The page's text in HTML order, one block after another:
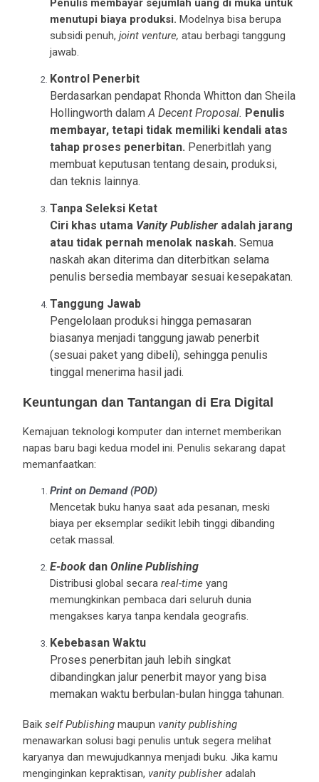
menutupi biaya produksi. Modelnya bisa berupa
subsidi penuh,joint venture, atau berbagi tanggung
jawab.
Kontrol Penerbit
Berdasarkan pendapat Rhonda Whitton dan Sheila
Hollingworth dalamA Decent Proposal. Penulis
membayar, tetapi tidak memiliki kendali atas
tahap proses penerbitan. Penerbitlah yang
membuat keputusan tentang desain, produksi,
dan teknis lainnya.
Tanpa Seleksi Ketat
Ciri khas utama Vanity Publisher adalah jarang
atau tidak pernah menolak naskah. Semua
naskah akan diterima dan diterbitkan selama
penulis bersedia membayar sesuai kesepakatan.
Tanggung Jawab
Pengelolaan produksi hingga pemasaran
biasanya menjadi tanggung jawab penerbit
(sesuai paket yang dibeli), sehingga penulis
tinggal menerima hasil jadi.
Keuntungan dan Tantangan di Era Digital
Kemajuan teknologi komputer dan internet memberikan
napas baru bagi kedua model ini. Penulis sekarang dapat
memanfaatkan:
Print on Demand (POD)
Mencetak buku hanya saat ada pesanan, meski
biaya per eksemplar sedikit lebih tinggi dibanding
cetak massal.
E-bookdanOnline Publishing
Distribusi global secarareal-time yang
memungkinkan pembaca dari seluruh dunia
mengakses karya tanpa kendala geografis.
Kebebasan Waktu
Proses penerbitan jauh lebih singkat
dibandingkan jalur penerbit mayor yang bisa
memakan waktu berbulan-bulan hingga tahunan.
Baik self Publishingmaupun vanity publishing
menawarkan solusi bagi penulis untuk segera melihat
karyanya dan mewujudkannya menjadi buku. Jika kamu
menginginkan kepraktisan, vanity publisheradalah